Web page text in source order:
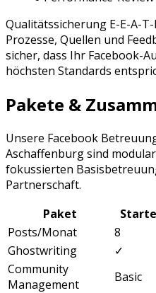
Qualitätssicherung E-E-A-
Prozesse, Quellen und
sicher, dass Ihr Facebook-
höchsten Standards
Pakete &
Unsere Facebook
Aschaffenburgsind
fokussierten
Partnerschaft.
Paket
Posts/Monat
8
Ghostwriting
✓
Community
Management
Basic